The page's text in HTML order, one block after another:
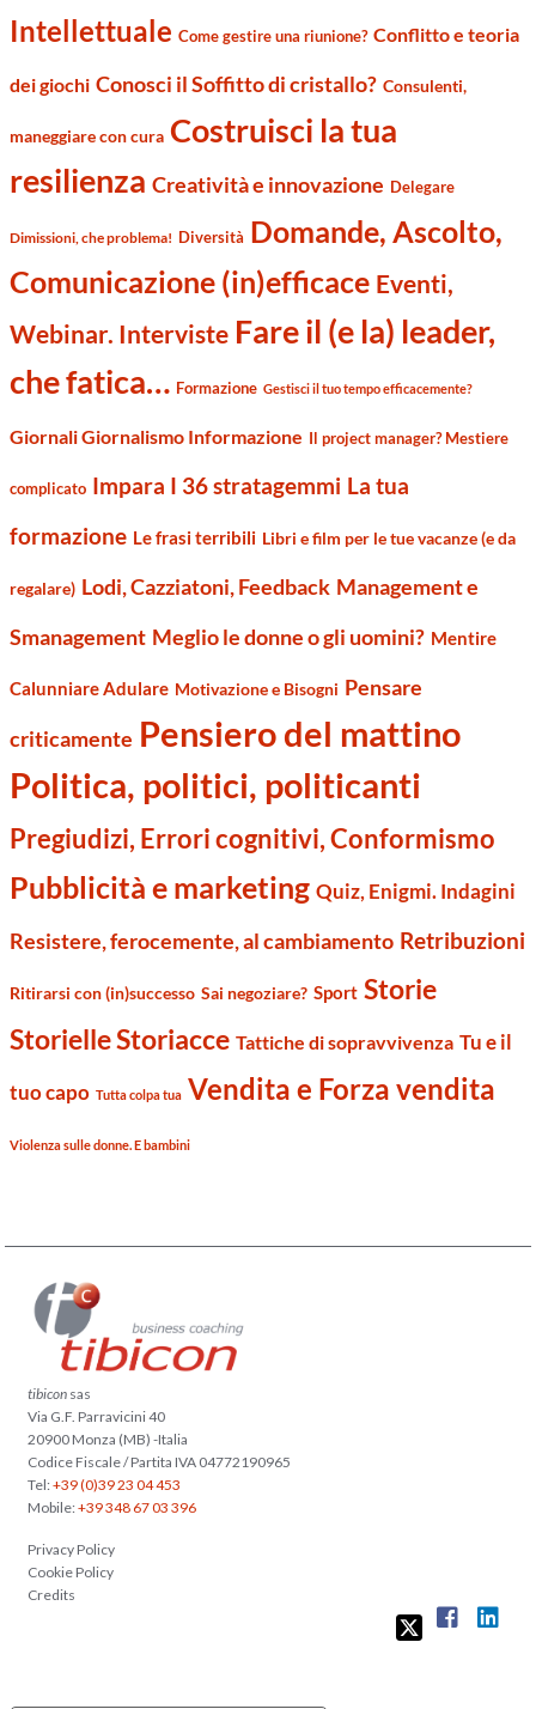
Intellettuale Come gestire una riunione? Conflitto e teoria
dei giochi Conosci il Soffitto di cristallo? Consulenti,
maneggiare con cura Costruisci la tua
resilienza Creatività e innovazione Delegare
Dimissioni, che problema! Diversità Domande, Ascolto,
Comunicazione (in)efficace Eventi,
Webinar. Interviste Fare il (e la) leader,
che fatica… Formazione Gestisci il tuo tempo efficacemente?
Giornali Giornalismo Informazione Il project manager? Mestiere
complicato Impara I 36 stratagemmi La tua
formazione Le frasi terribili Libri e film per le tue vacanze (e da
regalare) Lodi, Cazziatoni, Feedback Management e
Smanagement Meglio le donne o gli uomini? Mentire
Calunniare Adulare Motivazione e Bisogni Pensare
criticamente Pensiero del mattino
Politica, politici, politicanti
Pregiudizi, Errori cognitivi, Conformismo
Pubblicità e marketing Quiz, Enigmi. Indagini
Resistere, ferocemente, al cambiamento Retribuzioni
Ritirarsi con (in)successo Sai negoziare? Sport Storie
Storielle Storiacce Tattiche di sopravvivenza Tu e il
tuo capo Tutta colpa tua Vendita e Forza vendita
Violenza sulle donne. E bambini
tibicon sas
Via G.F. Parravicini 40
20900 Monza (MB) -Italia
Codice Fiscale / Partita IVA 04772190965
Tel:+39 (0)39 23 04 453
Mobile:+39 348 67 03 396
Privacy Policy
Cookie Policy
Credits